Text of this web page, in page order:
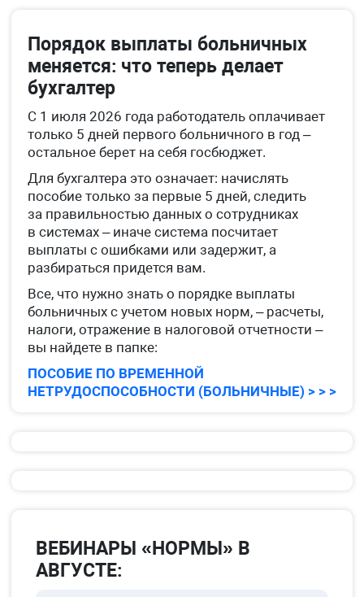
Порядок выплаты больничных
меняется: что теперь делает
бухгалтер
С 1 июля 2026 года работодатель оплачивает
только 5 дней первого больничного в год –
остальное берет на себя госбюджет.
Для бухгалтера это означает: начислять
пособие только за первые 5 дней, следить
за правильностью данных о сотрудниках
в системах – иначе система посчитает
выплаты с ошибками или задержит, а
разбираться придется вам.
Все, что нужно знать о порядке выплаты
больничных с учетом новых норм, – расчеты,
налоги, отражение в налоговой отчетности –
вы найдете в папке:
ПОСОБИЕ ПО ВРЕМЕННОЙ
НЕТРУДОСПОСОБНОСТИ (БОЛЬНИЧНЫЕ) > > >
ВЕБИНАРЫ «НОРМЫ» В
АВГУСТЕ: